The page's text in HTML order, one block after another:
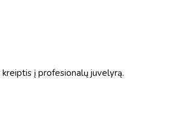
į profesionalų juvelyrą.